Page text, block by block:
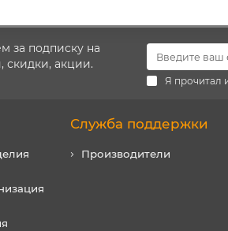
за подписку на
скидки, акции.
Я прочитал
Служба поддержки
Производители